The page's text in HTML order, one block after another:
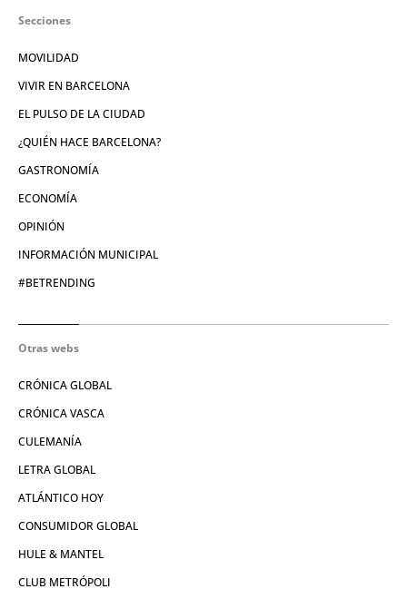
Secciones
MOVILIDAD
VIVIR EN BARCELONA
EL PULSO DE LA CIUDAD
¿QUIÉN HACE BARCELONA?
GASTRONOMÍA
ECONOMÍA
OPINIÓN
INFORMACIÓN MUNICIPAL
#BETRENDING
Otras webs
CRÓNICA GLOBAL
CRÓNICA VASCA
CULEMANÍA
LETRA GLOBAL
ATLÁNTICO HOY
CONSUMIDOR GLOBAL
HULE & MANTEL
CLUB METRÓPOLI